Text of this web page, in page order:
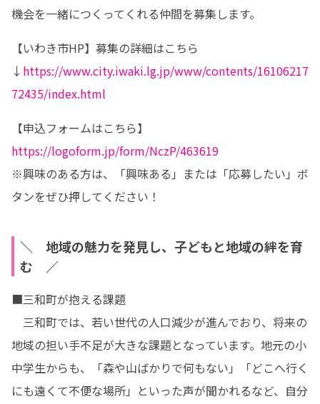
機会を一緒につくってくれる仲間を募集します。
【いわき市HP】募集の詳細はこちら
↓ https://www.city.iwaki.lg.jp/www/contents/16106217
72435/index.html
【申込フォームはこちら】
https://logoform.jp/form/NczP/463619
※興味のある方は、「興味ある」または「応募したい」ボ
タンをぜひ押してください！
＼ 地域の魅力を発見し、子どもと地域の絆を育
む ／
■三和町が抱える課題
三和町では、若い世代の人口減少が進んでおり、将来の
地域の担い手不足が大きな課題となっています。地元の小
中学生からも、「森や山ばかりで何もない」「どこへ行く
にも遠くて不便な場所」といった声が聞かれるなど、自分